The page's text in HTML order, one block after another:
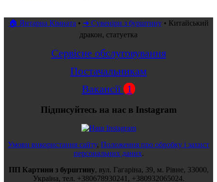
🏠 Янтарна Кімната • ➜ Сувеніри з бурштину• Китайський
дракон, статуетка
Сервісне обслуговування
Постачальникам
Вакансії 1
Підписуйтесь на нас в Instagram
Умови використання сайту, Положення про обробку і захист
персональних даних.
ПП Картини з бурштину, вул. Гагаріна, 39, м. Рівне, 33000,
Україна, тел. +380678930241 , +380932065024.